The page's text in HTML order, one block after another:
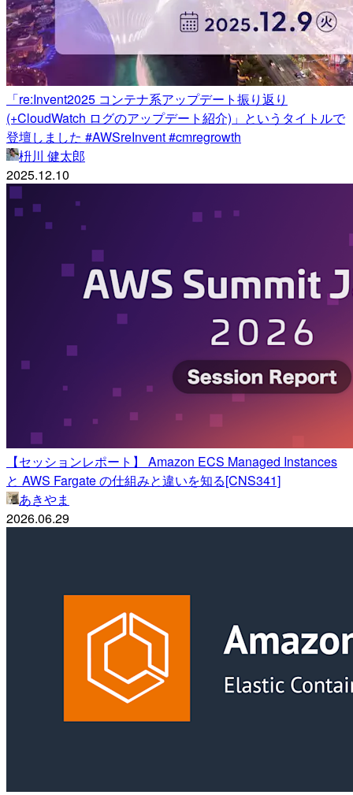
「re:Invent2025 コンテナ系アップデート振り返り
(+CloudWatch ログのアップデート紹介)」というタイトルで
登壇しました #AWSreInvent #cmregrowth
枡川 健太郎
2025.12.10
【セッションレポート】 Amazon ECS Managed Instances
と AWS Fargate の仕組みと違いを知る[CNS341]
あきやま
2026.06.29